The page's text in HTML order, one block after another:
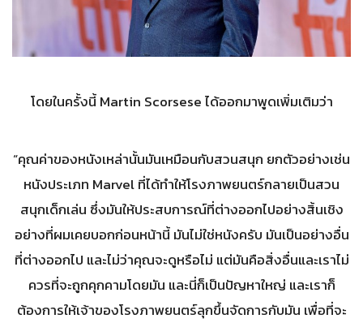
โดยในครั้งนี้ Martin Scorsese ได้ออกมาพูดเพิ่มเติมว่า
“คุณค่าของหนังเหล่านั้นมันเหมือนกับสวนสนุก ยกตัวอย่างเช่น
หนังประเภท Marvel ที่ได้ทำให้โรงภาพยนตร์กลายเป็นสวน
สนุกเด็กเล่น ซึ่งมันให้ประสบการณ์ที่ต่างออกไปอย่างสิ้นเชิง
อย่างที่ผมเคยบอกก่อนหน้านี้ มันไม่ใช่หนังครับ มันเป็นอย่างอื่น
ที่ต่างออกไป และไม่ว่าคุณจะดูหรือไม่ แต่มันคือสิ่งอื่นและเราไม่
ควรที่จะถูกคุกคามโดยมัน และนี่ก็เป็นปัญหาใหญ่ และเราก็
ต้องการให้เจ้าของโรงภาพยนตร์ลุกขึ้นจัดการกับมัน เพื่อที่จะ